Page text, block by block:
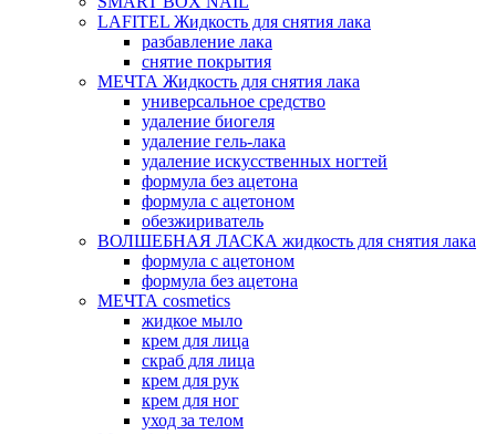
LAFITEL Жидкость для снятия лака
разбавление лака
снятие покрытия
МЕЧТА Жидкость для снятия лака
универсальное средство
удаление биогеля
удаление гель-лака
удаление искусственных ногтей
формула без ацетона
формула с ацетоном
обезжириватель
ВОЛШЕБНАЯ ЛАСКА жидкость для снятия лака
формула с ацетоном
формула без ацетона
МЕЧТА cosmetics
жидкое мыло
крем для лица
скраб для лица
крем для рук
крем для ног
уход за телом